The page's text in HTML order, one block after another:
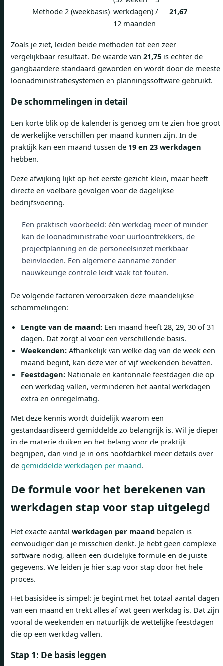
Methode 2 (weekbasis) werkdagen) /
12 maanden
21,67
Zoals je ziet, leiden beide methoden tot een zeer
vergelijkbaar resultaat. De waarde van 21,75 is echter de
gangbaardere standaard geworden en wordt door de meeste
loonadministratiesystemen en planningssoftware gebruikt.
De schommelingen in detail
Een korte blik op de kalender is genoeg om te zien hoe groot
de werkelijke verschillen per maand kunnen zijn. In de
praktijk kan een maand tussen de 19 en 23 werkdagen
hebben.
Deze afwijking lijkt op het eerste gezicht klein, maar heeft
directe en voelbare gevolgen voor de dagelijkse
bedrijfsvoering.
Een praktisch voorbeeld: één werkdag meer of minder
kan de loonadministratie voor uurloontrekkers, de
projectplanning en de personeelsinzet merkbaar
beïnvloeden. Een algemene aanname zonder
nauwkeurige controle leidt vaak tot fouten.
De volgende factoren veroorzaken deze maandelijkse
schommelingen:
Lengte van de maand: Een maand heeft 28, 29, 30 of 31
dagen. Dat zorgt al voor een verschillende basis.
Weekenden: Afhankelijk van welke dag van de week een
maand begint, kan deze vier of vijf weekenden bevatten.
Feestdagen: Nationale en kantonnale feestdagen die op
een werkdag vallen, verminderen het aantal werkdagen
extra en onregelmatig.
Met deze kennis wordt duidelijk waarom een
gestandaardiseerd gemiddelde zo belangrijk is. Wil je dieper
in de materie duiken en het belang voor de praktijk
begrijpen, dan vind je in ons hoofdartikel meer details over
de gemiddelde werkdagen per maand.
De formule voor het berekenen van
werkdagen stap voor stap uitgelegd
Het exacte aantal werkdagen per maand bepalen is
eenvoudiger dan je misschien denkt. Je hebt geen complexe
software nodig, alleen een duidelijke formule en de juiste
gegevens. We leiden je hier stap voor stap door het hele
proces.
Het basisidee is simpel: je begint met het totaal aantal dagen
van een maand en trekt alles af wat geen werkdag is. Dat zijn
vooral de weekenden en natuurlijk de wettelijke feestdagen
die op een werkdag vallen.
Stap 1: De basis leggen